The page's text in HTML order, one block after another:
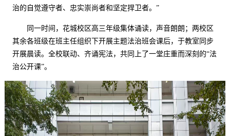
治的自觉遵守者、忠实崇尚者和坚定捍卫者。”
同一时间，花城校区高三年级集体诵读， 声音朗朗；两校区
其余各班级在班主任组织下开展主题法治班会课后， 于教室同步
开展晨读。全校联动、齐诵宪法，共同上了一堂庄重而深刻的“法
治公开课”。